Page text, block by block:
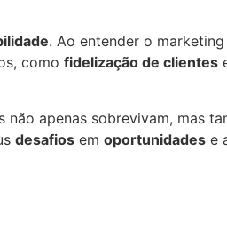
. Ao entender o
como fidelização de clientes
apenas sobrevivam, mas
desafios em oportunidades e